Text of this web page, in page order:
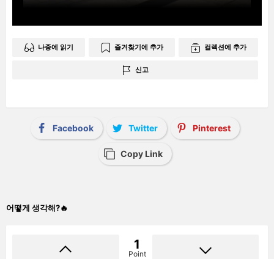
나중에 읽기 즐겨찾기에 추가 컬렉션에 추가
신고
Facebook Twitter Pinterest
Copy Link
어떻게 생각해?🔥
1
Point